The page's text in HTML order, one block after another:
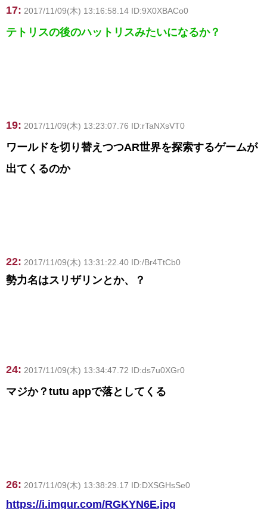
17: 2017/11/09(木) 13:16:58.14 ID:9X0XBACo0
テトリスの後のハットリスみたいになるか？
19: 2017/11/09(木) 13:23:07.76 ID:rTaNXsVT0
ワールドを切り替えつつAR世界を探索するゲームが
出てくるのか
22: 2017/11/09(木) 13:31:22.40 ID:/Br4TtCb0
勢力名はスリザリンとか、？
24: 2017/11/09(木) 13:34:47.72 ID:ds7u0XGr0
マジか？tutu appで落としてくる
26: 2017/11/09(木) 13:38:29.17 ID:DXSGHsSe0
https://i.imgur.com/RGKYN6E.jpg